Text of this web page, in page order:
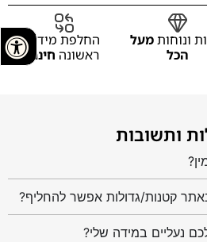
ונוחותמעל
הכל
החלפת מידה
ראשונה חינם
ותשובות
קטנות/גדולות אפשר להחליף?